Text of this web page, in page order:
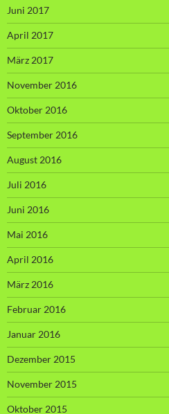
Juni 2017
April 2017
März 2017
November 2016
Oktober 2016
September 2016
August 2016
Juli 2016
Juni 2016
Mai 2016
April 2016
März 2016
Februar 2016
Januar 2016
Dezember 2015
November 2015
Oktober 2015